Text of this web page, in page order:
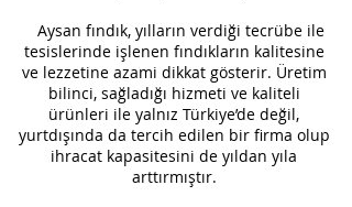
Aysan fındık, yılların verdiği tecrübe ile
tesislerinde işlenen fındıkların kalitesine
ve lezzetine azami dikkat gösterir. Üretim
bilinci, sağladığı hizmeti ve kaliteli
ürünleri ile yalnız Türkiye’de değil,
yurtdışında da tercih edilen bir firma olup
ihracat kapasitesini de yıldan yıla
arttırmıştır.